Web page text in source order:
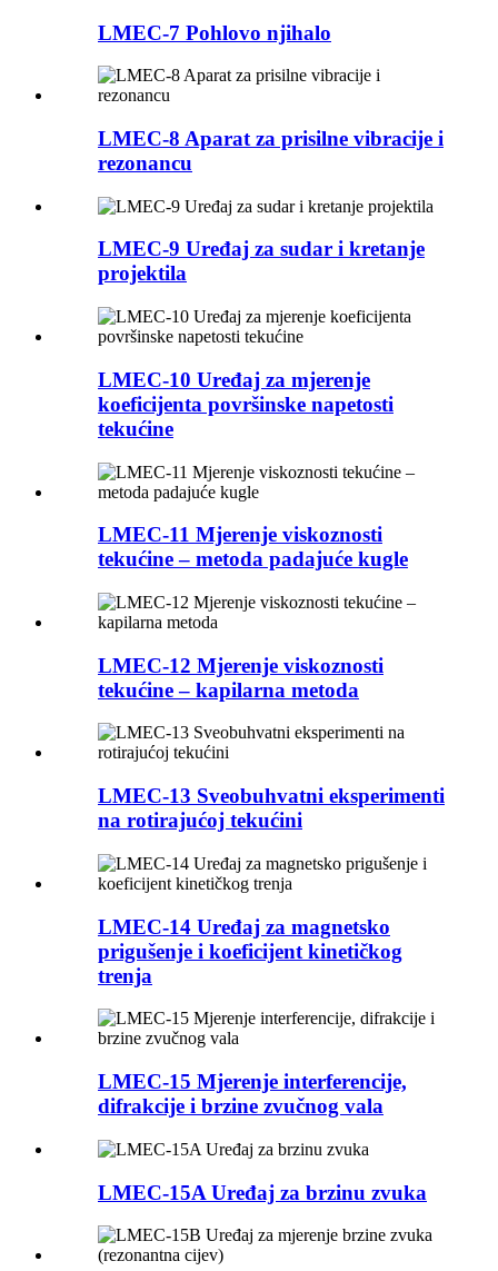
LMEC-7 Pohlovo njihalo
LMEC-8 Aparat za prisilne vibracije i
rezonancu
LMEC-9 Uređaj za sudar i kretanje
projektila
LMEC-10 Uređaj za mjerenje
koeficijenta površinske napetosti
tekućine
LMEC-11 Mjerenje viskoznosti
tekućine – metoda padajuće kugle
LMEC-12 Mjerenje viskoznosti
tekućine – kapilarna metoda
LMEC-13 Sveobuhvatni eksperimenti
na rotirajućoj tekućini
LMEC-14 Uređaj za magnetsko
prigušenje i koeficijent kinetičkog
trenja
LMEC-15 Mjerenje interferencije,
difrakcije i brzine zvučnog vala
LMEC-15A Uređaj za brzinu zvuka